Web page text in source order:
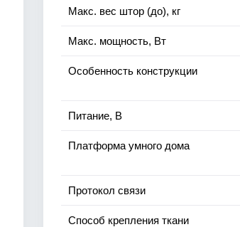
Макс. вес штор (до), кг
Макс. мощность, Вт
Особенность конструкции
Питание, В
Платформа умного дома
Протокол связи
Способ крепления ткани